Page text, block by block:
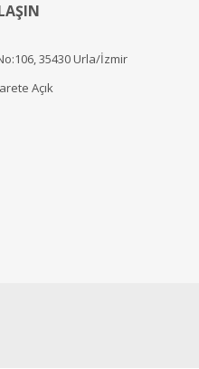
35430 Urla/İzmir
Açık